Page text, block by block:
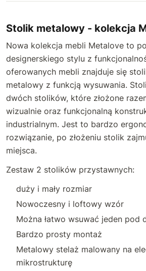
Stolik metalowy - kolekcja
Nowa kolekcja mebli Metalove to
designerskiego stylu z
oferowanych mebli znajduje się
metalowy z funkcją wysuwania.
dwóch stolików, które złożone
wizualnie oraz funkcjonalną
industrialnym. Jest to bardzo
rozwiązanie, po złożeniu stolik
miejsca.
Zestaw 2 stolików przystawnych:
duży i mały rozmiar
Nowoczesny i loftowy wzór
Można łatwo wsuwać jeden pod
Bardzo prosty montaż
Metalowy stelaż malowany na
mikrostrukturę